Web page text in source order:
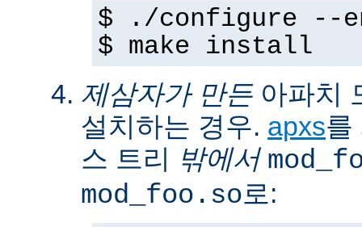
$ ./configure --
$ make install
제삼자가 만든아파치
설치하는 경우. apxs를
스 트리 밖에서
mod_foo.so로: